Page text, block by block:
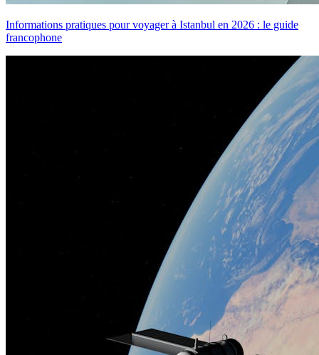
Informations pratiques pour voyager à Istanbul en 2026 : le guide
francophone